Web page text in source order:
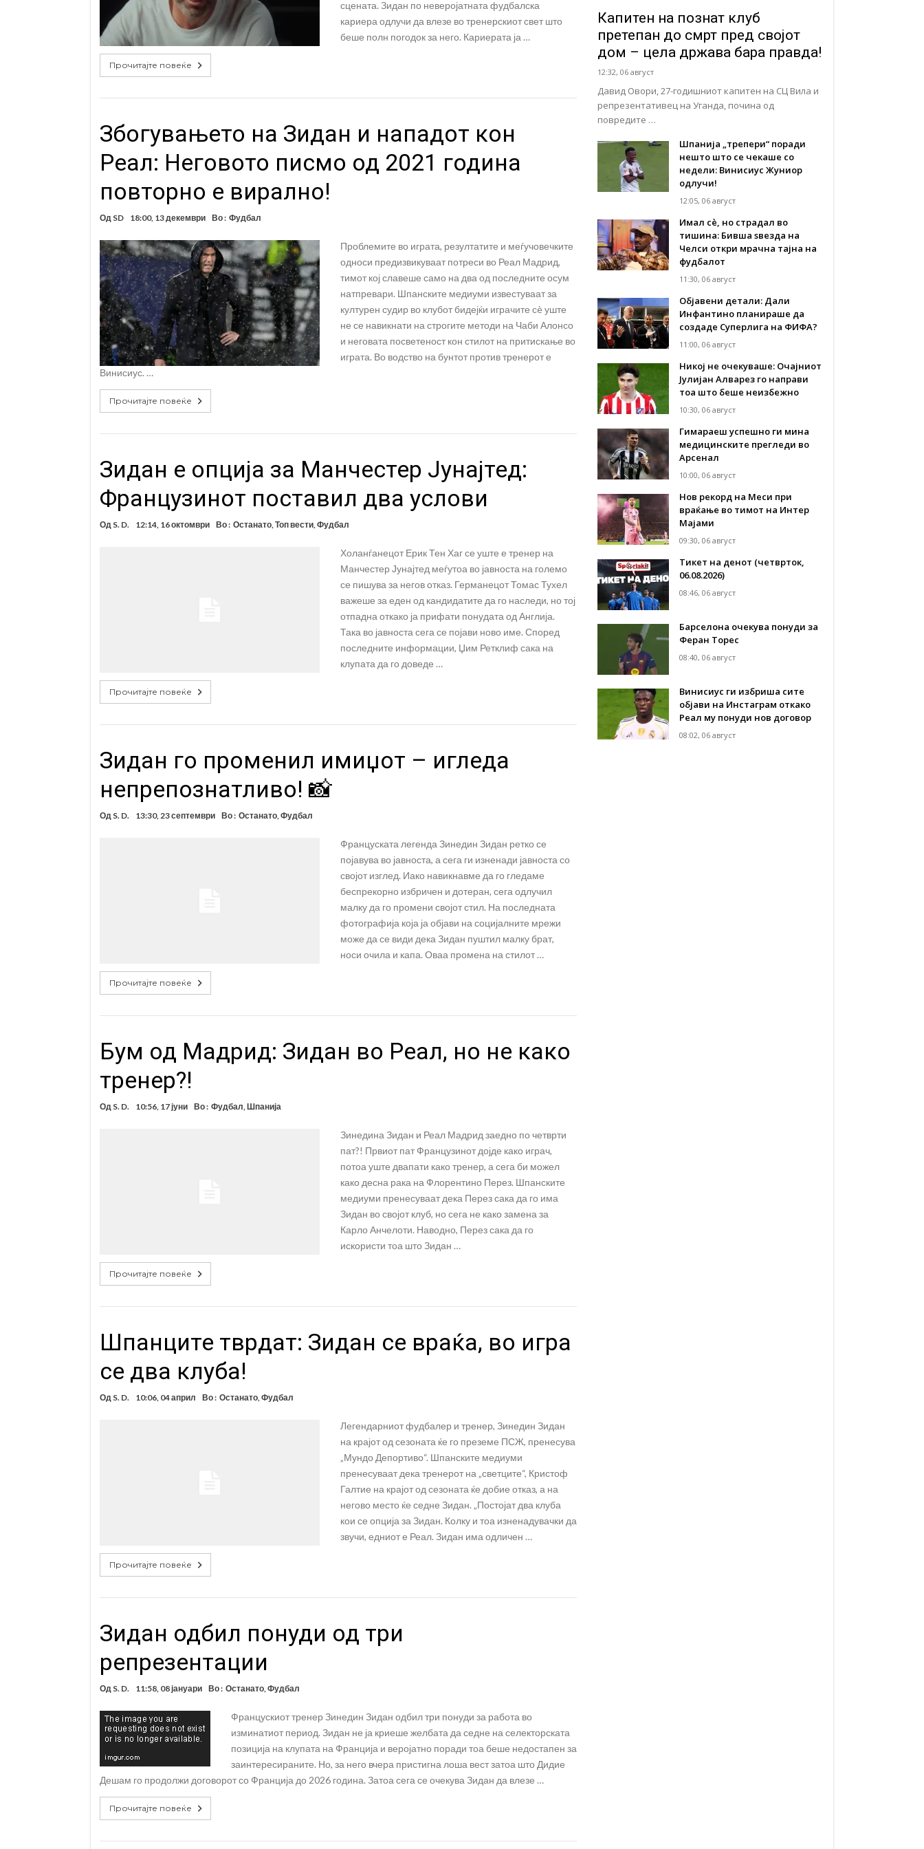
сцената. Зидан по неверојатната фудбалска
кариера одлучи да влезе во тренерскиот свет што
беше полн погодок за него. Кариерата ја …
Прочитајте повеќе
Збогувањето на Зидан и нападот кон
Реал: Неговото писмо од 2021 година
повторно е вирално!
Од SD 18:00, 13 декември Во : Фудбал
Проблемите во играта, резултатите и меѓучовечките
односи предизвикуваат потреси во Реал Мадрид,
тимот кој славеше само на два од последните осум
натпревари. Шпанските медиуми известуваат за
културен судир во клубот бидејќи играчите сè уште
не се навикнати на строгите методи на Чаби Алонсо
и неговата посветеност кон стилот на притискање во
играта. Во водство на бунтот против тренерот е
Винисиус. …
Прочитајте повеќе
Зидан е опција за Манчестер Јунајтед:
Французинот поставил два услови
Од S. D. 12:14, 16 октомври Во : Останато, Топ вести, Фудбал
Холанѓанецот Ерик Тен Хаг се уште е тренер на
Манчестер Јунајтед меѓутоа во јавноста на големо
се пишува за негов отказ. Германецот Томас Тухел
важеше за еден од кандидатите да го наследи, но тој
отпадна откако ја прифати понудата од Англија.
Така во јавноста сега се појави ново име. Според
последните информации, Џим Ретклиф сака на
клупата да го доведе …
Прочитајте повеќе
Зидан го променил имиџот – игледа
непрепознатливо! 📸
Од S. D. 13:30, 23 септември Во : Останато, Фудбал
Француската легенда Зинедин Зидан ретко се
појавува во јавноста, а сега ги изненади јавноста со
својот изглед. Иако навикнавме да го гледаме
беспрекорно избричен и дотеран, сега одлучил
малку да го промени својот стил. На последната
фотографија која ја објави на социјалните мрежи
може да се види дека Зидан пуштил малку брат,
носи очила и капа. Оваа промена на стилот …
Прочитајте повеќе
Бум од Мадрид: Зидан во Реал, но не како
тренер?!
Од S. D. 10:56, 17 јуни Во : Фудбал Шпанија
Зинедина Зидан и Реал Мадрид заедно по четврти
пат?! Првиот пат Французинот дојде како играч,
потоа уште двапати како тренер, а сега би можел
како десна рака на Флорентино Перез. Шпанските
медиуми пренесуваат дека Перез сака да го има
Зидан во својот клуб, но сега не како замена за
Карло Анчелоти. Наводно, Перез сака да го
искористи тоа што Зидан …
Прочитајте повеќе
Шпанците тврдат: Зидан се враќа, во игра
се два клуба!
Од S. D. 10:06, 04 април Во : Останато, Фудбал
Легендарниот фудбалер и тренер, Зинедин Зидан
на крајот од сезоната ќе го преземе ПСЖ, пренесува
„Мундо Депортиво“. Шпанските медиуми
пренесуваат дека тренерот на „светците“, Кристоф
Галтие на крајот од сезоната ќе добие отказ, а на
негово место ќе седне Зидан. „Постојат два клуба
кои се опција за Зидан. Колку и тоа изненадувачки да
звучи, едниот е Реал. Зидан има одличен …
Прочитајте повеќе
Зидан одбил понуди од три
репрезентации
Од S. D. 11:58, 08 јануари Во : Останато, Фудбал
Францускиот тренер Зинедин Зидан одбил три понуди за работа во
изминатиот период. Зидан не ја криеше желбата да седне на селекторската
позиција на клупата на Франција и веројатно поради тоа беше недостапен за
заинтересираните. Но, за него вчера пристигна лоша вест затоа што Дидие
Дешам го продолжи договорот со Франција до 2026 година. Затоа сега се очекува Зидан да влезе …
Прочитајте повеќе
Капитен на познат клуб
претепан до смрт пред својот
дом – цела држава бара правда!
12:32, 06 август
Давид Овори, 27-годишниот капитен на СЦ Вила и
репрезентативец на Уганда, почина од
повредите …
Шпанија „трепери“ поради
нешто што се чекаше со
недели: Винисиус Жуниор
одлучи!
12:05, 06 август
Имал сè, но страдал во
тишина: Бивша ѕвезда на
Челси откри мрачна тајна на
фудбалот
11:30, 06 август
Објавени детали: Дали
Инфантино планираше да
создаде Суперлига на ФИФА?
11:00, 06 август
Никој не очекуваше: Очајниот
Јулијан Алварез го направи
тоа што беше неизбежно
10:30, 06 август
Гимараеш успешно ги мина
медицинските прегледи во
Арсенал
10:00, 06 август
Нов рекорд на Меси при
враќање во тимот на Интер
Мајами
09:30, 06 август
Тикет на денот (четврток,
06.08.2026)
08:46, 06 август
Барселона очекува понуди за
Феран Торес
08:40, 06 август
Винисиус ги избриша сите
објави на Инстаграм откако
Реал му понуди нов договор
08:02, 06 август